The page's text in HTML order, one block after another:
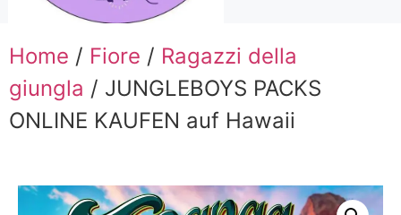
Home / Fiore / Ragazzi della
giungla / JUNGLEBOYS PACKS
ONLINE KAUFEN auf Hawaii